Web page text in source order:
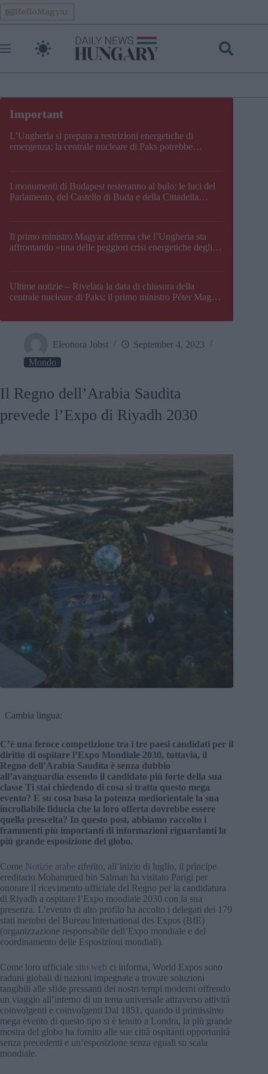
Skip
to
content
HelloMagyar
L’Ungheria si prepara a restrizioni energetiche di
emergenza; la centrale nucleare di Paks potrebbe
I monumenti di Budapest resteranno al buio: le luci del
Parlamento, del Castello di Buda e della Cittadella
Il primo ministro Magyar afferma che l’Ungheria sta
affrontando «una delle peggiori crisi energetiche degli
Ultime notizie – Rivelata la data di chiusura della
centrale nucleare di Paks; il primo ministro Péter Magyar
Eleonora Jobst
September 4, 2023
Mondo
Il Regno dell’Arabia Saudita
prevede l’Expo di Riyadh 2030
Cambia lingua:
C’è una feroce competizione tra i tre paesi candidati per il
diritto di ospitare l’Expo Mondiale 2030, tuttavia, il
Regno dell’Arabia Saudita è senza dubbio
all’avanguardia essendo il candidato più forte della sua
classe Ti stai chiedendo di cosa si tratta questo mega
evento? E su cosa basa la potenza mediorientale la sua
incrollabile fiducia che la loro offerta dovrebbe essere
quella prescelta? In questo post, abbiamo raccolto i
frammenti più importanti di informazioni riguardanti la
più grande esposizione del globo.
Come Notizie arabe riferito, all’inizio di luglio, il principe
ereditario Mohammed bin Salman ha visitato Parigi per
onorare il ricevimento ufficiale del Regno per la candidatura
di Riyadh a ospitare l’Expo mondiale 2030 con la sua
presenza. L’evento di alto profilo ha accolto i delegati dei 179
stati membri del Bureau International des Expos (BIE)
(organizzazione responsabile dell’Expo mondiale e del
coordinamento delle Esposizioni mondiali).
Come loro ufficiale sito web ci informa, World Expos sono
raduni globali di nazioni impegnate a trovare soluzioni
tangibili alle sfide pressanti dei nostri tempi moderni offrendo
un viaggio all’interno di un tema universale attraverso attività
coinvolgenti e coinvolgenti Dal 1851, quando il primissimo
mega evento di questo tipo si è tenuto a Londra, la più grande
mostra del globo ha fornito alle sue città ospitanti opportunità
senza precedenti e un’esposizione senza eguali su scala
mondiale.